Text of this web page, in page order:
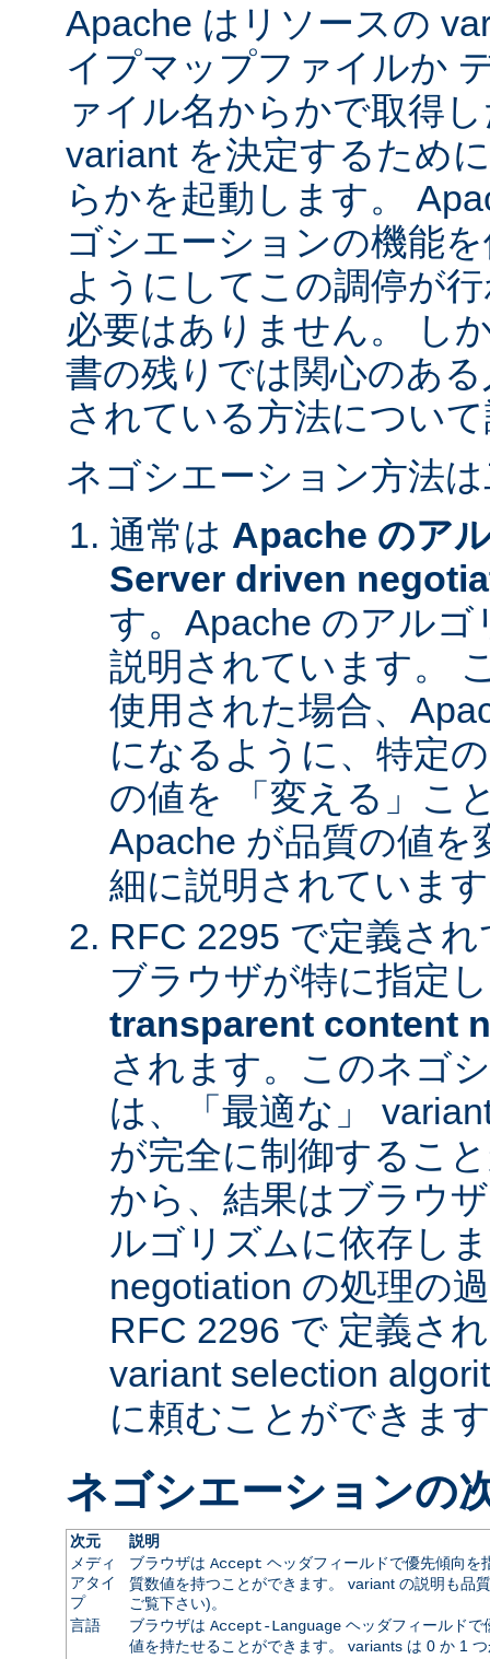
Apache はリソースの
イプマップファイルか
ァイル名からかで取得
variant を決定するため
らかを起動します。
ゴシエーションの機能
ようにしてこの調停が
必要はありません。 し
書の残りでは関心のあ
されている方法につい
ネゴシエーション方法
通常は Apache のア
Server driven
す。Apache のアル
説明されています。
使用された場合、
になるように、特定
の値を 「変える」こ
Apache が品質の値を
細に説明されていま
RFC 2295 で定義さ
ブラウザが特に指定
transparent content
されます。このネゴ
は、「最適な」
が完全に制御するこ
から、結果はブラウ
ルゴリズムに依存し
negotiation の処理の
RFC 2296 で 定義さ
variant selection
に頼むことができま
ネゴシエーションの
次元
説明
メディ
アタイ
プ
ブラウザは Accept ヘッダフィールドで優先傾向を
質数値を持つことができます。 variant の説明も品
ご覧下さい)。
言語
ブラウザは Accept-Languageヘッダフィールドで
値を持たせることができます。 variants は 0 か 1